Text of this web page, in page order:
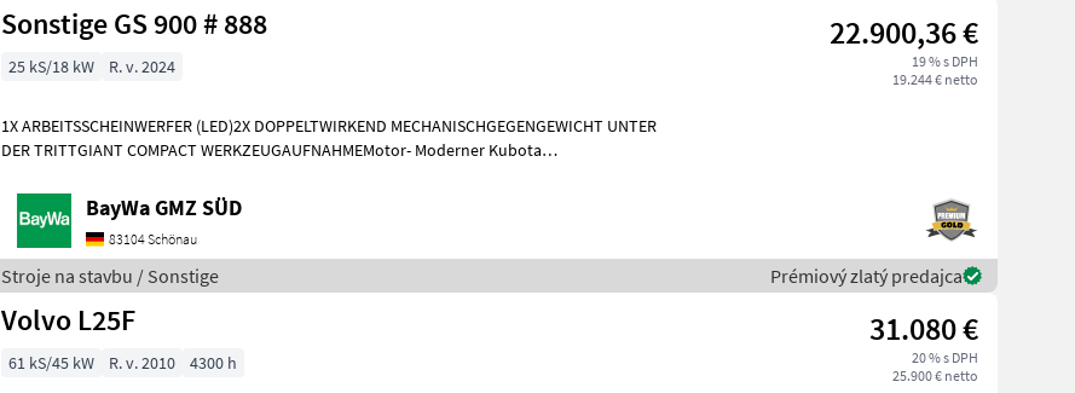
Sonstige GS 900 # 888 22.900,36 €
19 % s DPH
19.244 € netto
25 kS/18 kW R. v. 2024
1X ARBEITSSCHEINWERFER (LED)2X DOPPELTWIRKEND MECHANISCHGEGENGEWICHT UNTER
DER TRITTGIANT COMPACT WERKZEUGAUFNAHMEMotor- Moderner Kubota
BayWa GMZ SÜD
83104 Schönau
Stroje na stavbu / Sonstige Prémiový zlatý predajca
Volvo L25F 31.080 €
20 % s DPH
25.900 € netto
61 kS/45 kW R. v. 2010 4300 h